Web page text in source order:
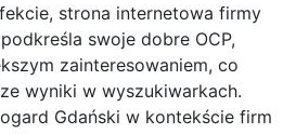
strona internetowa firmy
swoje dobre OCP,
zainteresowaniem, co
wyniki w wyszukiwarkach.
Gdański w kontekście firm